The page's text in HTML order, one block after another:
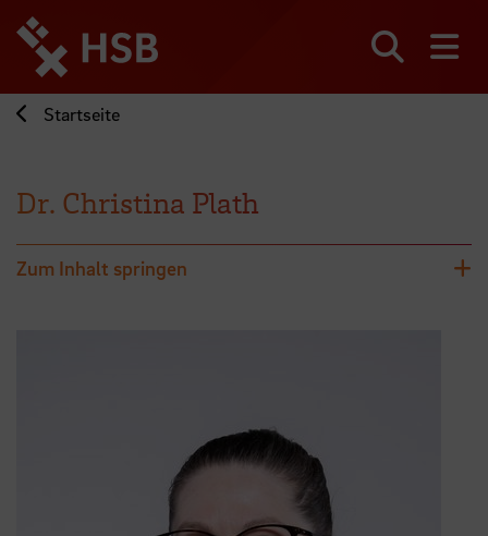
zum
Seiteninhalt
springen
Startseite
Dr. Christina Plath
Zum Inhalt springen